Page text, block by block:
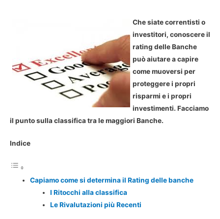
Che siate correntisti o
investitori, conoscere il
rating delle Banche
può aiutare a capire
come muoversi per
proteggere i propri
risparmi e i propri
investimenti. Facciamo
il punto sulla classifica tra le maggiori Banche.
Indice
Capiamo come si determina il Rating delle banche
I Ritocchi alla classifica
Le Rivalutazioni più Recenti